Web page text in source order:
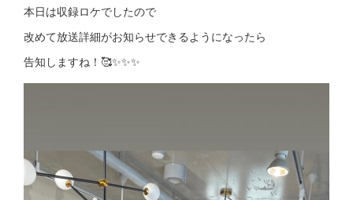
本日は収録ロケでしたので
改めて放送詳細がお知らせできるようになったら
告知しますね！🥰✨✨✨